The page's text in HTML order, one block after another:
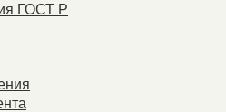
ГОСТ Р